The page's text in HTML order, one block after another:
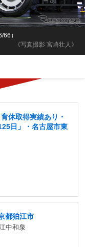
《写真撮影 宮崎壮人》
）
休取得実績あり・
日」・名古屋市東
都狛江市
中和泉